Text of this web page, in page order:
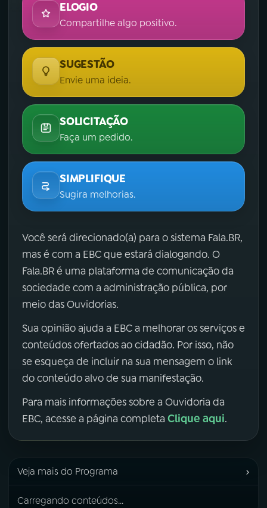
ELOGIO
Compartilhe algo positivo.
SUGESTÃO
Envie uma ideia.
SOLICITAÇÃO
Faça um pedido.
SIMPLIFIQUE
Sugira melhorias.
Você será direcionado(a) para o sistema Fala.BR,
mas é com a EBC que estará dialogando. O
Fala.BR é uma plataforma de comunicação da
sociedade com a administração pública, por
meio das Ouvidorias.
Sua opinião ajuda a EBC a melhorar os serviços e
conteúdos ofertados ao cidadão. Por isso, não
se esqueça de incluir na sua mensagem o link
do conteúdo alvo de sua manifestação.
Para mais informações sobre a Ouvidoria da
EBC, acesse a página completa Clique aqui.
Veja mais do Programa ›
Carregando conteúdos...